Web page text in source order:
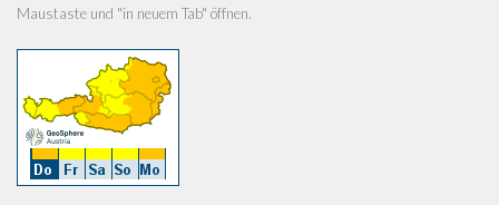
Maustaste und "in neuem Tab" öffnen.